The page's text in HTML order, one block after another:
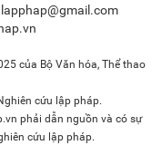
của Bộ Văn hóa, Thể thao
cứu lập pháp.
phải dẫn nguồn và có sự
cứu lập pháp.